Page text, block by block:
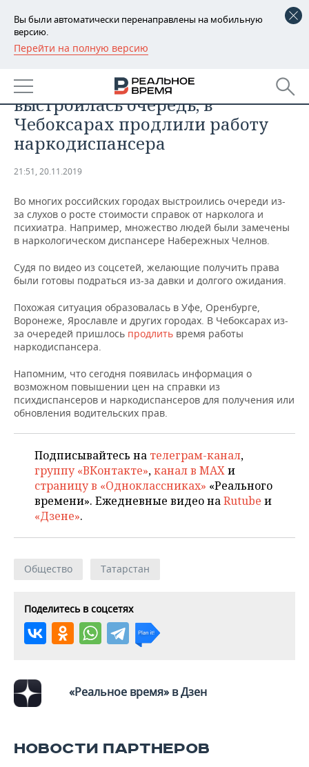
Вы были автоматически перенаправлены на мобильную
версию.
Перейти на полную версию
РЕГИОНЫ
БАШКОРТОСТАН
ТАТАРСТАН
УДМУРТИЯ
НОВОСТИ
АНАЛИТИКА
НОВОСТИ АНАЛИТИКИ
ДЕКЛАРАЦИИ О ДОХОДАХ
КОРОЛИ ГОСЗАКАЗА ПФО
ВУЗЫ ТАТАРСТАНА
КОМУ ПРИНАДЛЕЖАТ
ТОРГОВЫЕ ЦЕНТРЫ
ЭКОНОМИКА
НОВОСТИ ЭКОНОМИКИ
ФИНАНСЫ
БАНКИ
БЮДЖЕТ
ИНВЕСТИЦИИ
ПРОМЫШЛЕННОСТЬ
НОВОСТИ
ПРОМЫШЛЕННОСТИ
АГРОПРОМ
МАШИНОСТРОЕНИЕ
НЕФТЕХИМИЯ
НЕФТЬ
ОПК
ЭНЕРГЕТИКА
НЕДВИЖИМОСТЬ
НОВОСТИ НЕДВИЖИМОСТИ
АВТО
НОВОСТИ АВТО
БИЗНЕС
НОВОСТИ БИЗНЕСА
РОЗНИЧНАЯ ТОРГОВЛЯ
УСЛУГИ
ТЕХНОЛОГИИ
НОВОСТИ ТЕХНОЛОГИЙ
МЕДИА
ТЕЛЕКОММУНИКАЦИИ
МЕРОПРИЯТИЯ
ВЫЕЗДНАЯ РЕДАКЦИЯ
БИЗНЕС-БРАНЧИ
ONLINE-КОНФЕРЕНЦИИ
ОТКРЫТАЯ ЛЕКЦИЯ
СПОРТ
НОВОСТИ СПОРТА
ФУТБОЛ
ХОККЕЙ
БАСКЕТБОЛ
ВОЛЕЙБОЛ
ВОДНЫЕ ВИДЫ СПОРТА
ОБЩЕСТВО
НОВОСТИ ОБЩЕСТВА
ВЛАСТЬ
ИНФРАСТРУКТУРА
ИСТОРИЯ
ОБРАЗОВАНИЕ
ФОТОГАЛЕРЕЯ
СЮЖЕТЫ
СПРАВОЧНИК
СПИСОК ПЕРСОН
ПОЛНАЯ ВЕРСИЯ
Справки на права: в Челнах
выстроилась очередь, в
Чебоксарах продлили работу
наркодиспансера
21:51, 20.11.2019
Во многих российских городах выстроились очереди из-
за слухов о росте стоимости справок от нарколога и
психиатра. Например, множество людей были замечены
в наркологическом диспансере Набережных Челнов.
Судя по видео из соцсетей, желающие получить права
были готовы подраться из-за давки и долгого ожидания.
Похожая ситуация образовалась в Уфе, Оренбурге,
Воронеже, Ярославле и других городах. В Чебоксарах из-
за очередей пришлось продлить время работы
наркодиспансера.
Напомним, что сегодня появилась информация о
возможном повышении цен на справки из
психдиспансеров и наркодиспансеров для получения или
обновления водительских прав.
Подписывайтесь на телеграм-канал,
группу «ВКонтакте»,канал в MAXи
страницу в «Одноклассниках» «Реального
времени». Ежедневные видео наRutube и
«Дзене».
Общество Татарстан
Поделитесь в соцсетях
«Реальное время» в Дзен
НОВОСТИ ПАРТНЕРОВ